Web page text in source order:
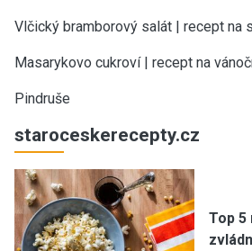
Vlčický bramborový salát | recept na
Masarykovo cukroví | recept na
Pindruše
staroceskerecepty.cz
Top